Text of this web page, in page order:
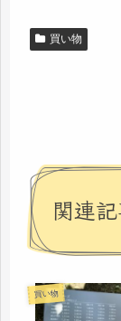
買い物
関連
買い物